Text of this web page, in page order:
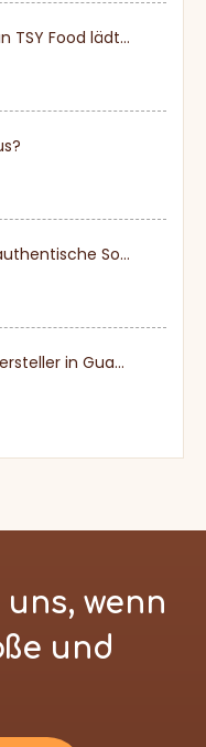
Guangdong Zhongshan TSY Food lädt Sie herzlich ein, die Dubai Gulfood Exhibition 2026 zu besuchen
TSY Food präsentiert authentische Sojasauce auf der SIAL PARIS 2024
Premium-TSY-Nudelhersteller in Guangdong
wenn
und